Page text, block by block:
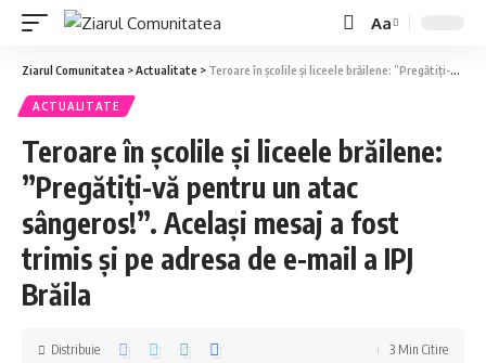
Aa
Ziarul Comunitatea >Actualitate > Teroare în școlile și liceele brăilene: ”Pregătiți-vă pentru un atac sângeros!”. Același mesaj a fost trimis și pe adresa de e-mail a IPJ Brăila
ACTUALITATE
Teroare în școlile și liceele brăilene:
”Pregătiți-vă pentru un atac
sângeros!”. Același mesaj a fost
trimis și pe adresa de e-mail a IPJ
Brăila
Distribuie 3 Min Citire